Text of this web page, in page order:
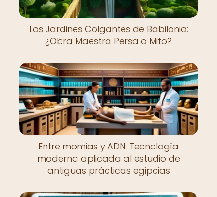
Los Jardines Colgantes de Babilonia:
¿Obra Maestra Persa o Mito?
Entre momias y ADN: Tecnología
moderna aplicada al estudio de
antiguas prácticas egipcias